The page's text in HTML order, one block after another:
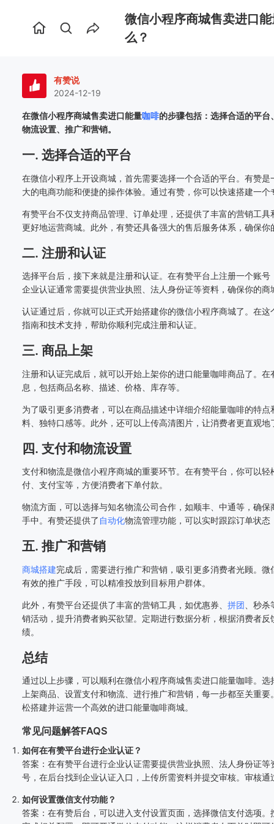
首
微信小程序商城售卖进口
么？
有赞说
2024-12-19
在微信小程序商城售卖进口能量咖啡的步骤包括：选择合适的平
物流设置、推广和营销。
一. 选择合适的平台
在微信小程序上开设商城，首先需要选择一个合适的平台。有赞
大的电商功能和便捷的操作体验。通过有赞，你可以快速搭建一
有赞平台不仅支持商品管理、订单处理，还提供了丰富的营销工
更好地运营商城。此外，有赞还具备强大的售后服务体系，确保你
二. 注册和认证
选择平台后，接下来就是注册和认证。在有赞平台上注册一个账
企业认证通常需要提供营业执照、法人身份证等资料，确保你的商
认证通过后，你就可以正式开始搭建你的微信小程序商城了。在
指南和技术支持，帮助你顺利完成注册和认证。
三. 商品上架
注册和认证完成后，就可以开始上架你的进口能量咖啡商品了。
息，包括商品名称、描述、价格、库存等。
为了吸引更多消费者，可以在商品描述中详细介绍能量咖啡的特
料、独特口感等。此外，还可以上传高清图片，让消费者更直观地
四. 支付和物流设置
支付和物流是微信小程序商城的重要环节。在有赞平台，你可以
付、支付宝等，方便消费者下单付款。
物流方面，可以选择与知名物流公司合作，如顺丰、中通等，确
手中。有赞还提供了 自动化物流管理功能，可以实时跟踪订单状态
五. 推广和营销
商城搭建完成后，需要进行推广和营销，吸引更多消费者光顾。
有效的推广手段，可以精准投放到目标用户群体。
此外，有赞平台还提供了丰富的营销工具，如优惠券、 拼团 、秒
销活动，提升消费者购买欲望。定期进行数据分析，根据消费者
绩。
总结
通过以上步骤，可以顺利在微信小程序商城售卖进口能量咖啡。
上架商品、设置支付和物流、进行推广和营销，每一步都至关重
松搭建并运营一个高效的进口能量咖啡商城。
常见问题解答FAQS
如何在有赞平台进行企业认证？
答案：在有赞平台进行企业认证需要提供营业执照、法人身份证
号，在后台找到企业认证入口，上传所需资料并提交审核。审核
如何设置微信支付功能？
答案：在有赞后台，可以进入支付设置页面，选择微信支付选项